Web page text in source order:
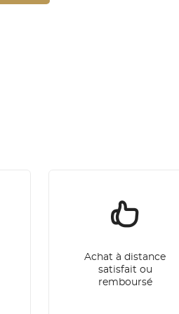
Achat à distance
satisfait ou
remboursé